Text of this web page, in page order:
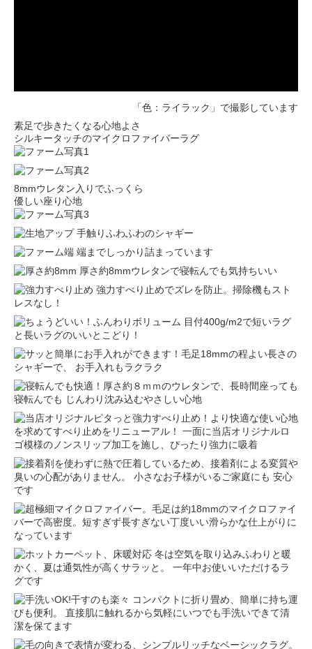
「色：ライラック」で撮影しています
素足で歩きたくなる心地よさ
シルキータッチのマイクロファイバーラグ
8mmウレタン入りでふっくら
優しい座り心地
手触りふわふわのシャギー
端までしっかり詰まっています
厚さ約8mmウレタンで寝転んでも気持ちいい
強力すべり止めでズレを防止。掃除機もスト
レスなし！